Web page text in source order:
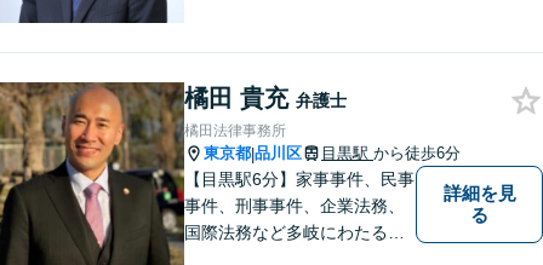
橘田 貴充 弁護士
橘田法律事務所
東京都|品川区 目黒駅 から徒歩6分
【目黒駅6分】家事事件、民事
事件、刑事事件、企業法務、
国際法務など多岐にわたる法
詳細を見
る